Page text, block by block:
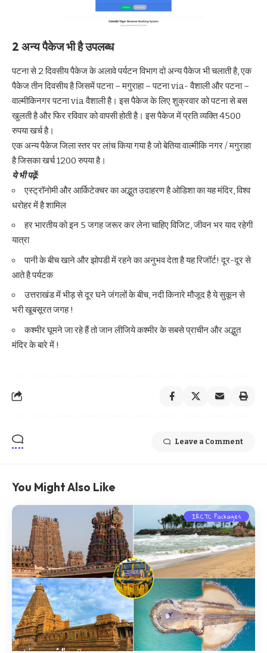
2 अन्य पैकेज भी है उपलब्ध
पटना से 2 दिवसीय पैकेज के अलावे पर्यटन विभाग दो अन्य पैकेज भी चलाती है, एक
पैकेज तीन दिवसीय है जिसमें पटना – मगुराहा – पटना via-वैशालीऔर पटना –
वाल्मीकिनगर पटना viaवैशालीहै। इस पैकेज के लिए शुक्रवार को पटना से बस
खुलती है और फिर रविवार को वापसी होती है। इस पैकेज में प्रति व्यक्ति 4500
रुपया खर्च है।
एक अन्य पैकेज जिला स्तर पर लांच किया गया है जो बेतिया वाल्मीकि नगर / मगुराहा
है जिसका खर्च 1200 रुपया है।
ये भी पढ़ें:
एस्ट्रॉनोमी और आर्किटेक्चर का अद्भुत उदाहरण है ओडिशा का यह मंदिर, विश्व
धरोहर में है शामिल
हर भारतीय को इन 5 जगह जरूर कर लेना चाहिए विजिट, जीवन भर याद रहेगी
यात्रा
पानी के बीच खाने और झोपडी में रहने का अनुभव देता है यह रिजॉर्ट! दूर-दूर से
आते है पर्यटक
उत्तराखंड में भीड़ से दूर घने जंगलों के बीच, नदी किनारे मौजूद है ये सुकून से
भरी खूबसूरत जगह !
कश्मीर घूमने जा रहे हैं तो जान लीजिये कश्मीर के सबसे प्राचीन और अद्भुत
मंदिर के बारे में !
Leave a Comment
You Might Also Like
IRCTC Packages